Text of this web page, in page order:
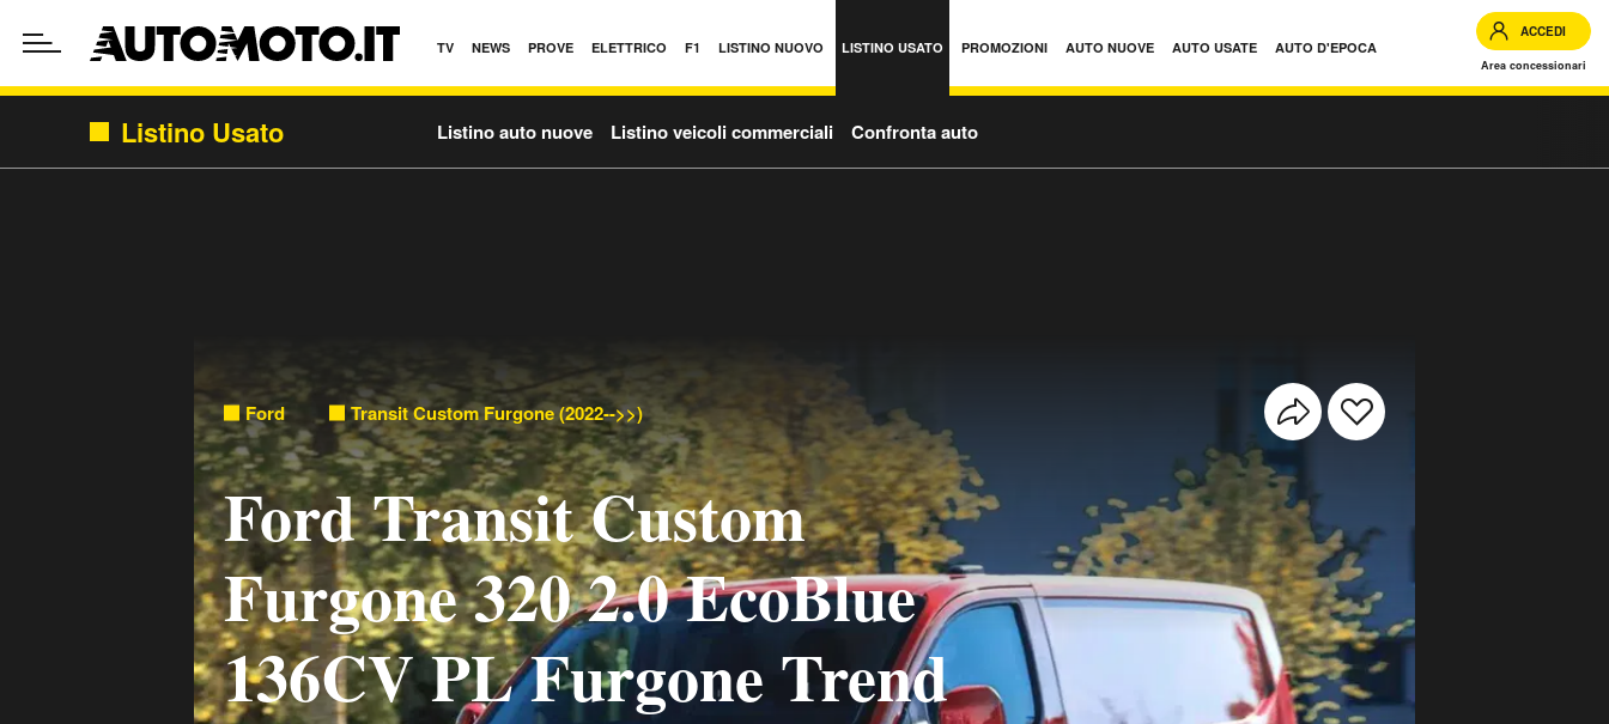
TV NEWS PROVE ELETTRICO F1 LISTINO NUOVO LISTINO USATO PROMOZIONI AUTO NUOVE AUTO USATE AUTO D'EPOCA
ACCEDI
Area concessionari
Listino Usato Listino auto nuove Listino veicoli commerciali Confronta auto
Ford Transit Custom Furgone (2022-->>)
Ford Transit Custom
Furgone 320 2.0 EcoBlue
136CV PL Furgone Trend